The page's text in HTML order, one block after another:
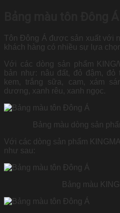
Tôn Đông Á được sản xuất với
khách hàng có nhiều sự lựa
Với các dòng sản phẩm
bản như: nâu đất, đỏ đậm, đỏ
kem, trắng sữa, cam, xám
dương, xanh rêu, xanh ngọc.
Bảng màu dòng sản
Với các dòng sản phẩm
như sau:
Bảng màu